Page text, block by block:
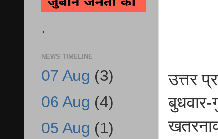
उत्तर
बुधवार-
.
NEWS TIMELINE
07 Aug (3)
06 Aug (4)
05 Aug (1)